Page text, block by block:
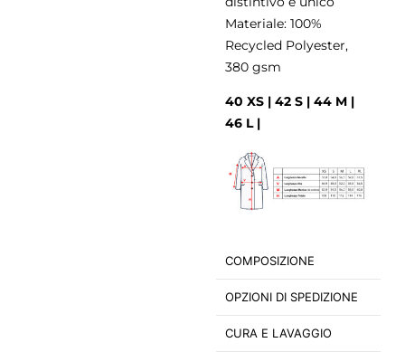
Materiale: 100%
Recycled Polyester,
380 gsm
40 XS | 42 S | 44 M |
46 L |
COMPOSIZIONE
OPZIONI DI SPEDIZIONE
CURA E LAVAGGIO